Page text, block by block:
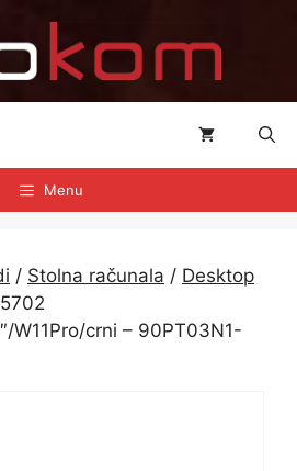
Menu
/ Stolna računala / Desktop
W11Pro/crni – 90PT03N1-